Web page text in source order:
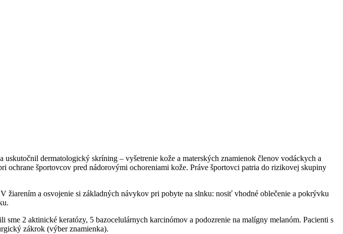
dermatologický skríning – vyšetrenie kože a materských znamienok členov vodáckych a
športovcov pred nádorovými ochoreniami kože. Práve športovci patria do rizikovej skupiny
a osvojenie si základných návykov pri pobyte na slnku: nosiť vhodné oblečenie a pokrývku
2 aktinické keratózy, 5 bazocelulárnych karcinómov a podozrenie na malígny melanóm. Pacienti s
zákrok (výber znamienka).